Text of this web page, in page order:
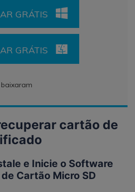
GRÁTIS
GRÁTIS
cartão de
e Inicie o Software
Cartão Micro SD